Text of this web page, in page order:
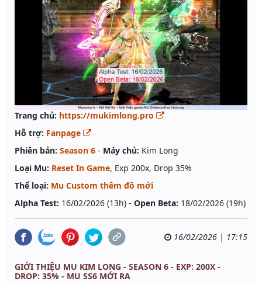
Trang chủ: https://mukimlong.pro
Hỗ trợ: Fanpage
Phiên bản: Season 6 - Máy chủ: Kim Long
Loại Mu: Reset In Game, Exp 200x, Drop 35%
Thể loại: Mu Custom thêm đồ mới
Alpha Test: 16/02/2026 (13h) - Open Beta: 18/02/2026 (19h)
16/02/2026 | 17:15
GIỚI THIỆU MU KIM LONG - SEASON 6 - EXP: 200X -
DROP: 35% - MU SS6 MỚI RA